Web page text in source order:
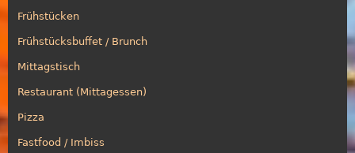
Frühstücken
Frühstücksbuffet / Brunch
Mittagstisch
Restaurant (Mittagessen)
Pizza
Fastfood / Imbiss